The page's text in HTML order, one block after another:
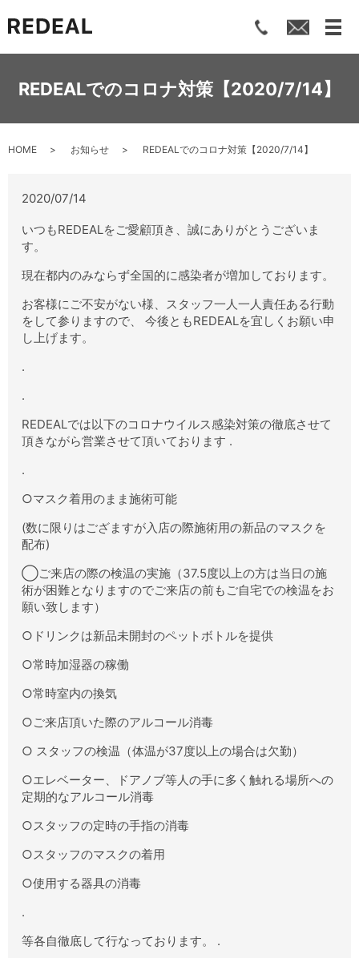
メ
REDEALでのコロナ対策【2020/7/14】
HOME お知らせ REDEALでのコロナ対策【2020/7/14】
2020/07/14
いつもREDEALをご愛顧頂き、誠にありがとうございま
す。
現在都内のみならず全国的に感染者が増加しております。
お客様にご不安がない様、スタッフ一人一人責任ある行動
をして参りますので、 今後ともREDEALを宜しくお願い申
し上げます。
.
.
REDEALでは以下のコロナウイルス感染対策の徹底させて
頂きながら営業させて頂いております .
.
○マスク着用のまま施術可能
(数に限りはござますが入店の際施術用の新品のマスクを
配布)
◯ご来店の際の検温の実施（37.5度以上の方は当日の施
術が困難となりますのでご来店の前もご自宅での検温をお
願い致します）
○ドリンクは新品未開封のペットボトルを提供
○常時加湿器の稼働
○常時室内の換気
○ご来店頂いた際のアルコール消毒
○ スタッフの検温（体温が37度以上の場合は欠勤）
○エレベーター、ドアノブ等人の手に多く触れる場所への
定期的なアルコール消毒
○スタッフの定時の手指の消毒
○スタッフのマスクの着用
○使用する器具の消毒
.
等各自徹底して行なっております。 .